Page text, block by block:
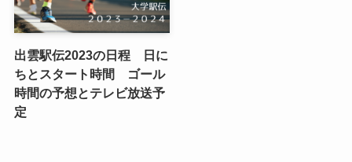
出雲駅伝2023の日程 日に
ちとスタート時間 ゴール
時間の予想とテレビ放送予
定